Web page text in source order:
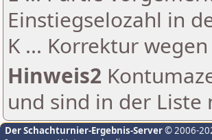
Einstiegselozahl in
K ... Korrektur
Hinweis2
und sind in der
Der Schachturnier-Ergebnis-Server© 2006-